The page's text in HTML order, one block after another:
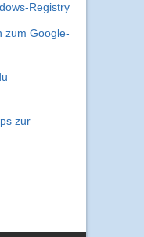
Registry
zum Google-
zur